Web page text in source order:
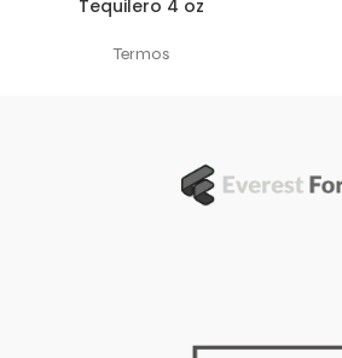
Tequilero 4 oz
Termos